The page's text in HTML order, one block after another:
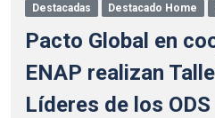
Destacadas Destacado Home
Pacto Global en
ENAP realizan
Líderes de los ODS